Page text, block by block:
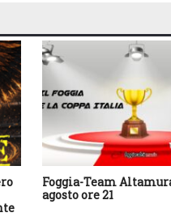
Foggia-Team
agosto ore 21